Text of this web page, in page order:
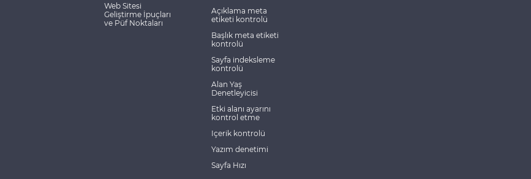
Web Sitesi
Geliştirme İpuçları
ve Püf Noktaları
Açıklama meta
etiketi kontrolü
Başlık meta etiketi
kontrolü
Sayfa indeksleme
kontrolü
Alan Yaş
Denetleyicisi
Etki alanı ayarını
kontrol etme
Içerik kontrolü
Yazım denetimi
Sayfa Hızı